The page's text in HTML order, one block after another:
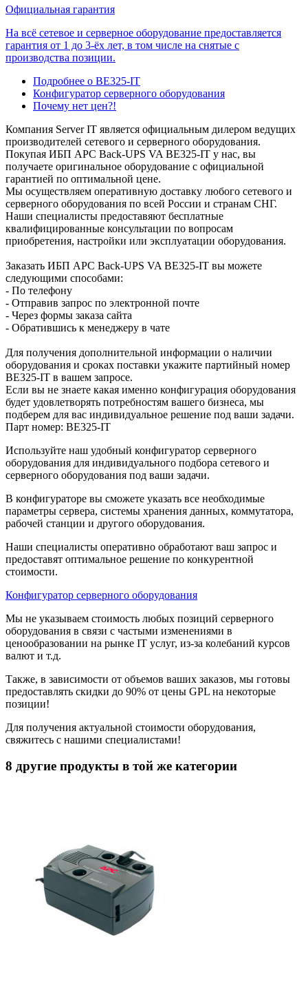
Официальная гарантия
На всё сетевое и серверное оборудование предоставляется
гарантия от 1 до 3-ёх лет, в том числе на снятые с
производства позиции.
Подробнее о BE325-IT
Конфигуратор серверного оборудования
Почему нет цен?!
Компания Server IT является официальным дилером ведущих
производителей сетевого и серверного оборудования.
Покупая ИБП APC Back-UPS VA BE325-IT у нас, вы
получаете оригинальное оборудование с официальной
гарантией по оптимальной цене.
Мы осуществляем оперативную доставку любого сетевого и
серверного оборудования по всей России и странам СНГ.
Наши специалисты предоставяют бесплатные
квалифицированные консультации по вопросам
приобретения, настройки или эксплуатации оборудования.
Заказать ИБП APC Back-UPS VA BE325-IT вы можете
следующими способами:
- По телефону
- Отправив запрос по электронной почте
- Через формы заказа сайта
- Обратившись к менеджеру в чате
Для получения дополнительной информации о наличии
оборудования и сроках поставки укажите партийный номер
BE325-IT в вашем запросе.
Если вы не знаете какая именно конфигурация оборудования
будет удовлетворять потребностям вашего бизнеса, мы
подберем для вас индивидуальное решение под ваши задачи.
Парт номер: BE325-IT
Используйте наш удобный конфигуратор серверного
оборудования для индивидуального подбора сетевого и
серверного оборудования под ваши задачи.
В конфигураторе вы сможете указать все необходимые
параметры сервера, системы хранения данных, коммутатора,
рабочей станции и другого оборудования.
Наши специалисты оперативно обработают ваш запрос и
предоставят оптимальное решение по конкурентной
стоимости.
Конфигуратор серверного оборудования
Мы не указываем стоимость любых позиций серверного
оборудования в связи с частыми изменениями в
ценообразовании на рынке IT услуг, из-за колебаний курсов
валют и т.д.
Также, в зависимости от объемов ваших заказов, мы готовы
предоставлять скидки до 90% от цены GPL на некоторые
позиции!
Для получения актуальной стоимости оборудования,
свяжитесь с нашими специалистами!
8 другие продукты в той же категории